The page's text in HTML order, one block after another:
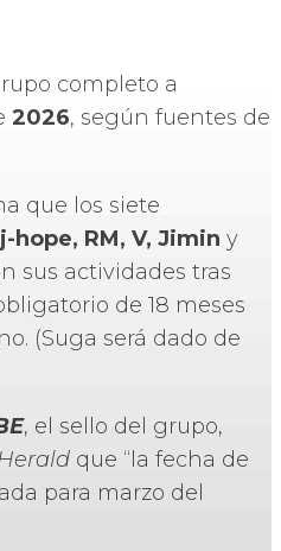
completo a
2026, según fuentes de
que los siete
j-hope, RM, V, Jimin y
sus actividades tras
de 18 meses
(Suga será dado de
, el sello del grupo,
que “la fecha de
para marzo del